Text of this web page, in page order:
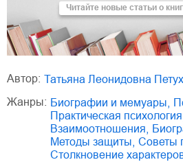
Читайте новые статьи о
Автор:
Татьяна Леонидовна
Жанры:
биографии и мемуары
практическая психология
взаимоотношения
методы защиты
советы
столкновение